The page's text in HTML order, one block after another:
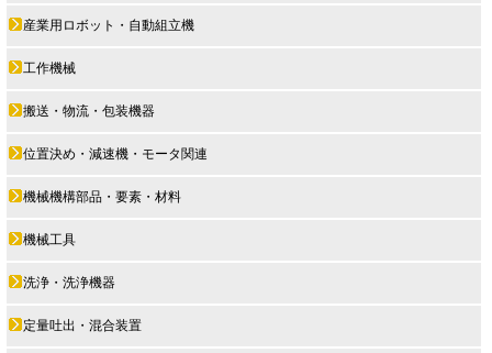
産業用ロボット・自動組立機
工作機械
搬送・物流・包装機器
位置決め・減速機・モータ関連
機械機構部品・要素・材料
機械工具
洗浄・洗浄機器
定量吐出・混合装置